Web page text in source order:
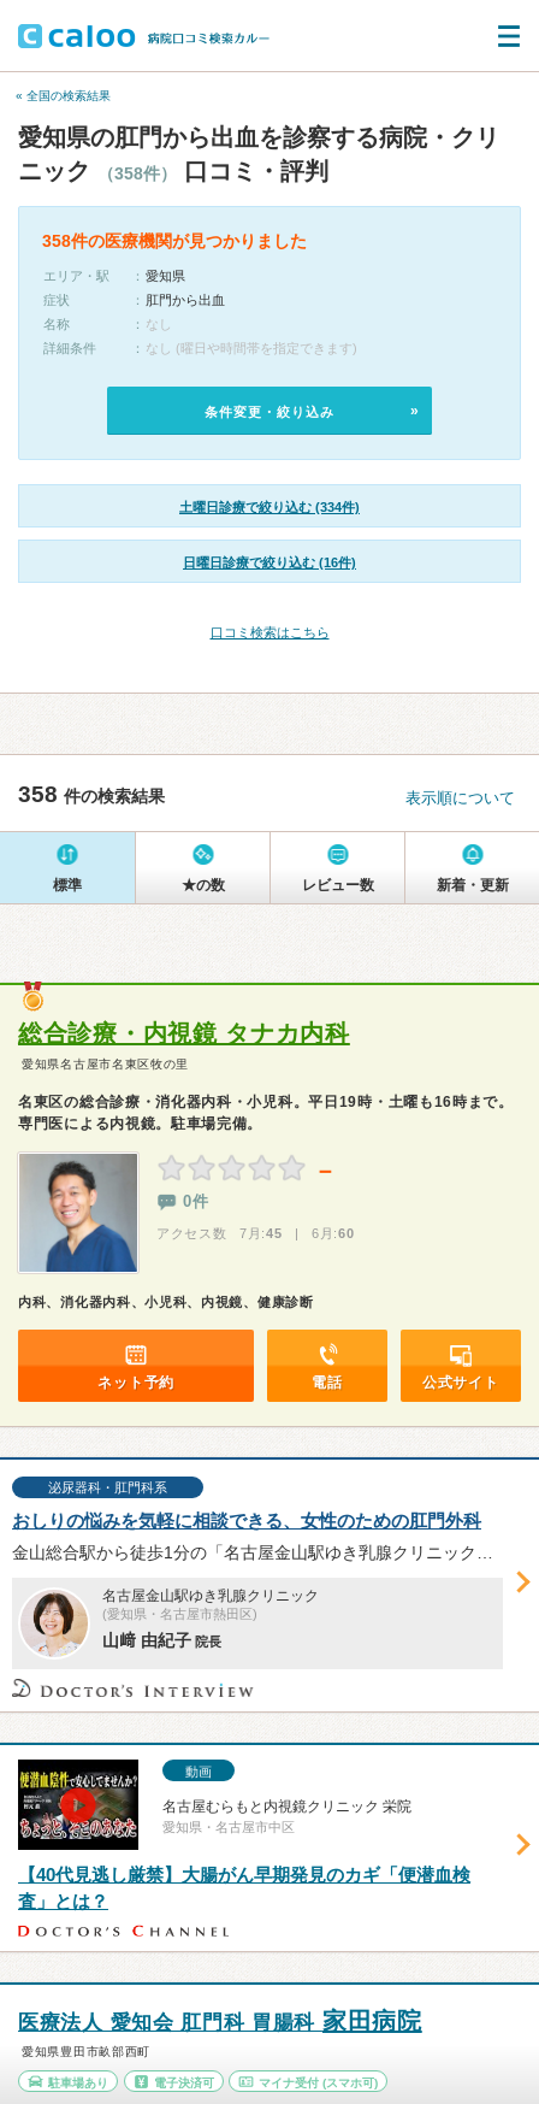
« 全国の検索結果
愛知県の肛門から出血を診察する病院・クリ
ニック
（358件） 口コミ・評判
358件の医療機関が見つかりました
エリア・駅
愛知県
症状
肛門から出血
名称
なし
詳細条件
なし (曜日や時間帯を指定できます)
条件変更・絞り込み
土曜日診療で絞り込む (334件)
日曜日診療で絞り込む (16件)
口コミ検索はこちら
358 件の検索結果 表示順について
標準 ★の数 レビュー数 新着・更新
総合診療・内視鏡 タナカ内科
愛知県名古屋市名東区牧の里
名東区の総合診療・消化器内科・小児科。平日19時・土曜も16時まで。
専門医による内視鏡。駐車場完備。
－
0件
アクセス数 7月:45 | 6月:60
内科、消化器内科、小児科、内視鏡、健康診断
ネット予約 電話 公式サイト
泌尿器科・肛門科系
おしりの悩みを気軽に相談できる、女性のための肛門外科
名古屋金山駅ゆき乳腺クリニック
(愛知県・名古屋市熱田区)
山﨑 由紀子 院長
動画
名古屋むらもと内視鏡クリニック 栄院
愛知県・名古屋市中区
【40代見逃し厳禁】大腸がん早期発見のカギ「便潜血検
査」とは？
医療法人 愛知会 肛門科 胃腸科 家田病院
愛知県豊田市畝部西町
駐車場あり 電子決済可 マイナ受付 (スマホ可)